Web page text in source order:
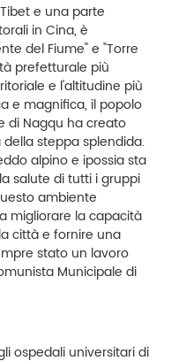
e una parte
in Cina, è
del Fiume" e "Torre
prefetturale più
e l'altitudine più
e magnifica, il popolo
di Nagqu ha creato
steppa splendida.
alpino e ipossia sta
salute di tutti i gruppi
ambiente
migliorare la capacità
città e fornire una
stato un lavoro
Municipale di
ospedali universitari di